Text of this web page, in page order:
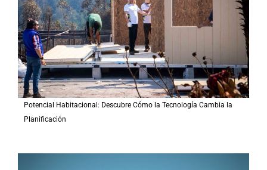
Potencial Habitacional: Descubre Cómo la Tecnología Cambia la
Planificación